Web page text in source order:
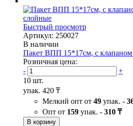
Быстрый просмотр
Артикул: 250027
В наличии
Пакет ВПП 15*17см, с клапаном
Розничная цена:
-
+
10 шт.
упак. 420 ₸
Мелкий опт от 49 упак. -
Опт от 159 упак. - 310 ₸
В корзину